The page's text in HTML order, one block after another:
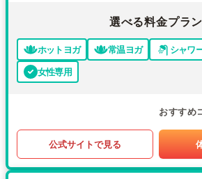
選べる料金プラン
ホットヨガ 常温ヨガ シャワ
女性専用
おすすめ
公式サイトで見る